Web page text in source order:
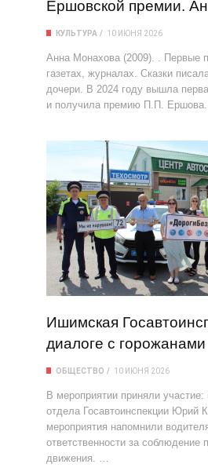
Ершовской премии.
КУЛЬТУРА 10 ИЮНЯ 2026
Анна Монахова (2009). . Первые
газетах, журналах. Сказки
дочери. В 2024 году вышла
и получила премию П.П.
Ишимская
диалоге с горожанами
ОБЩЕСТВО 10 ИЮНЯ 2026
В мероприятии приняли участие:
отдела Госавтоинспекции Юрий
мероприятия напомнили
ответственности за соблюдение
движения. …